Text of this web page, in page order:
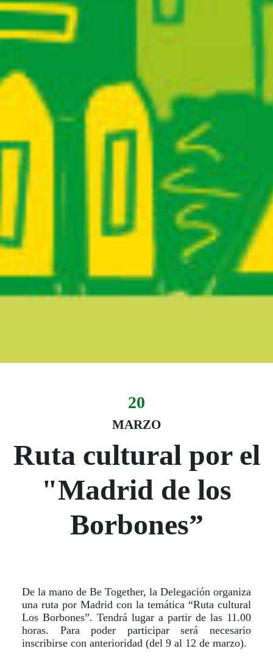
Fecha del evento
20
MARZO
20 marzo
Ruta cultural por el
"Madrid de los
Borbones”
De la mano de Be Together, la Delegación organiza
una ruta por Madrid con la temática “Ruta cultural
Los Borbones”. Tendrá lugar a partir de las 11.00
horas. Para poder participar será necesario
inscribirse con anterioridad (del 9 al 12 de marzo).